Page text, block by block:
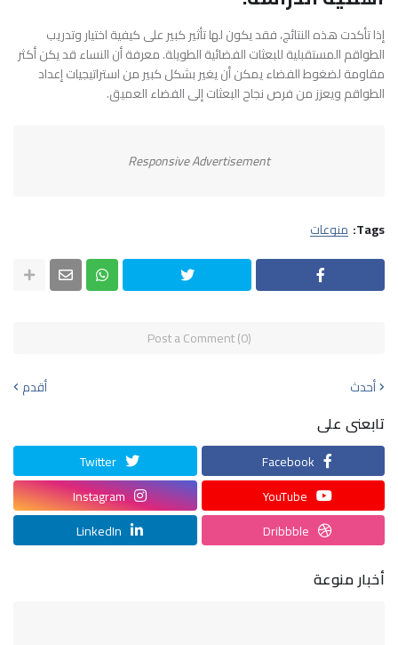
إذا تأكدت هذه النتائج، فقد يكون لها تأثير كبير على كيفية اختيار وتدريب
الطواقم المستقبلية للبعثات الفضائية الطويلة. معرفة أن النساء قد يكن أكثر
مقاومة لضغوط الفضاء يمكن أن يغير بشكل كبير من استراتيجيات إعداد
الطواقم ويعزز من فرص نجاح البعثات إلى الفضاء العميق.
Responsive Advertisement
Tags: منوعات
Post a Comment (0)
أحدث أقدم
تابعنى على
Facebook
Twitter
YouTube
Instagram
Dribbble
LinkedIn
أخبار منوعة